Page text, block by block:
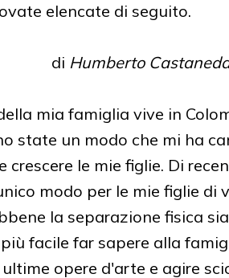
elencate di seguito.
di Humberto
mia famiglia vive in
state un modo che mi ha
crescere le mie figlie. Di
modo per le mie figlie di
la separazione fisica
facile far sapere alla
opere d'arte e agire